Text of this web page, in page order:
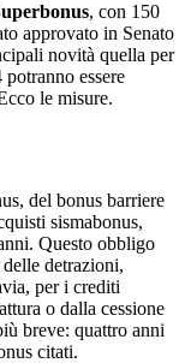
, con 150
approvato in Senato
novità quella per
essere
le misure.
del bonus barriere
sismabonus,
Questo obbligo
detrazioni,
per i crediti
o dalla cessione
breve: quattro anni
citati.